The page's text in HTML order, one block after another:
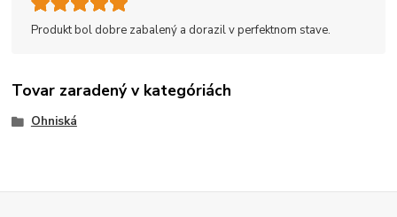
Produkt bol dobre zabalený a dorazil v perfektnom stave.
Tovar zaradený v kategóriách
Ohniská